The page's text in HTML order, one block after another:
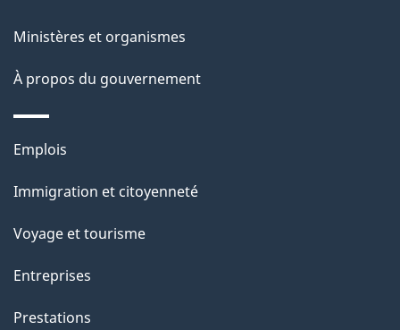
s
d
e
a
s
e
t
a
g
e
a
t
i
o
n
s
u
r
c
Ministères et organismes
À propos du gouvernement
Thèmes
sujets
Emplois
Immigration et citoyenneté
Voyage et tourisme
Entreprises
Prestations